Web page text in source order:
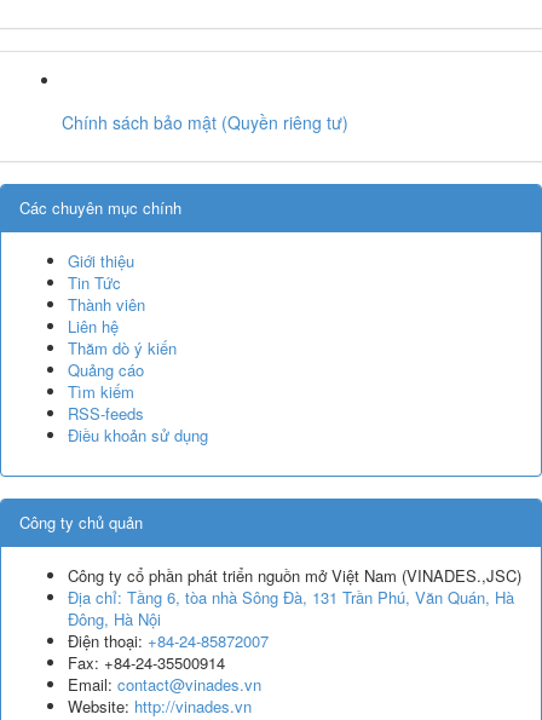
Chính sách bảo mật (Quyền riêng tư)
Các chuyên mục chính
Giới thiệu
Tin Tức
Thành viên
Liên hệ
Thăm dò ý kiến
Quảng cáo
Tìm kiếm
RSS-feeds
Điều khoản sử dụng
Công ty chủ quản
Công ty cổ phần phát triển nguồn mở Việt Nam (VINADES.,JSC)
Địa chỉ: Tầng 6, tòa nhà Sông Đà, 131 Trần Phú, Văn Quán, Hà
Đông, Hà Nội
Điện thoại: +84-24-85872007
Fax: +84-24-35500914
Email: contact@vinades.vn
Website: http://vinades.vn